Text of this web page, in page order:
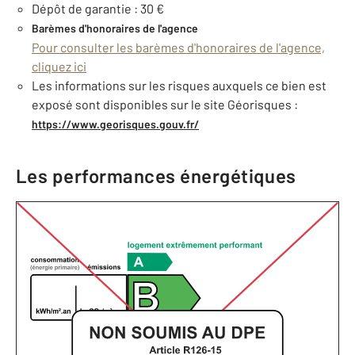
Dépôt de garantie : 30 €
Barèmes d'honoraires de l'agence
Pour consulter les barèmes d'honoraires de l'agence,
cliquez ici
Les informations sur les risques auxquels ce bien est
exposé sont disponibles sur le site Géorisques :
https://www.georisques.gouv.fr/
Les performances énergétiques